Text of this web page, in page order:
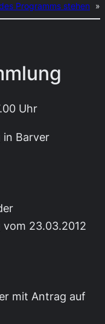
Programms stehen »
Uhr
in Barver
23.03.2012
mit Antrag auf